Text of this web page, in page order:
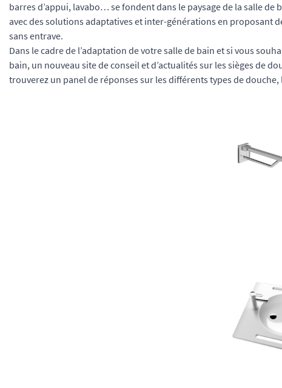
barres d’appui, lavabo… se fondent dans le paysage de la salle
avec des solutions adaptatives et inter-générations en proposant
sans entrave.
Dans le cadre de l’adaptation de votre salle de bain et si vous
bain, un nouveau site de conseil et d’actualités sur les sièges de
trouverez un panel de réponses sur les différents types de